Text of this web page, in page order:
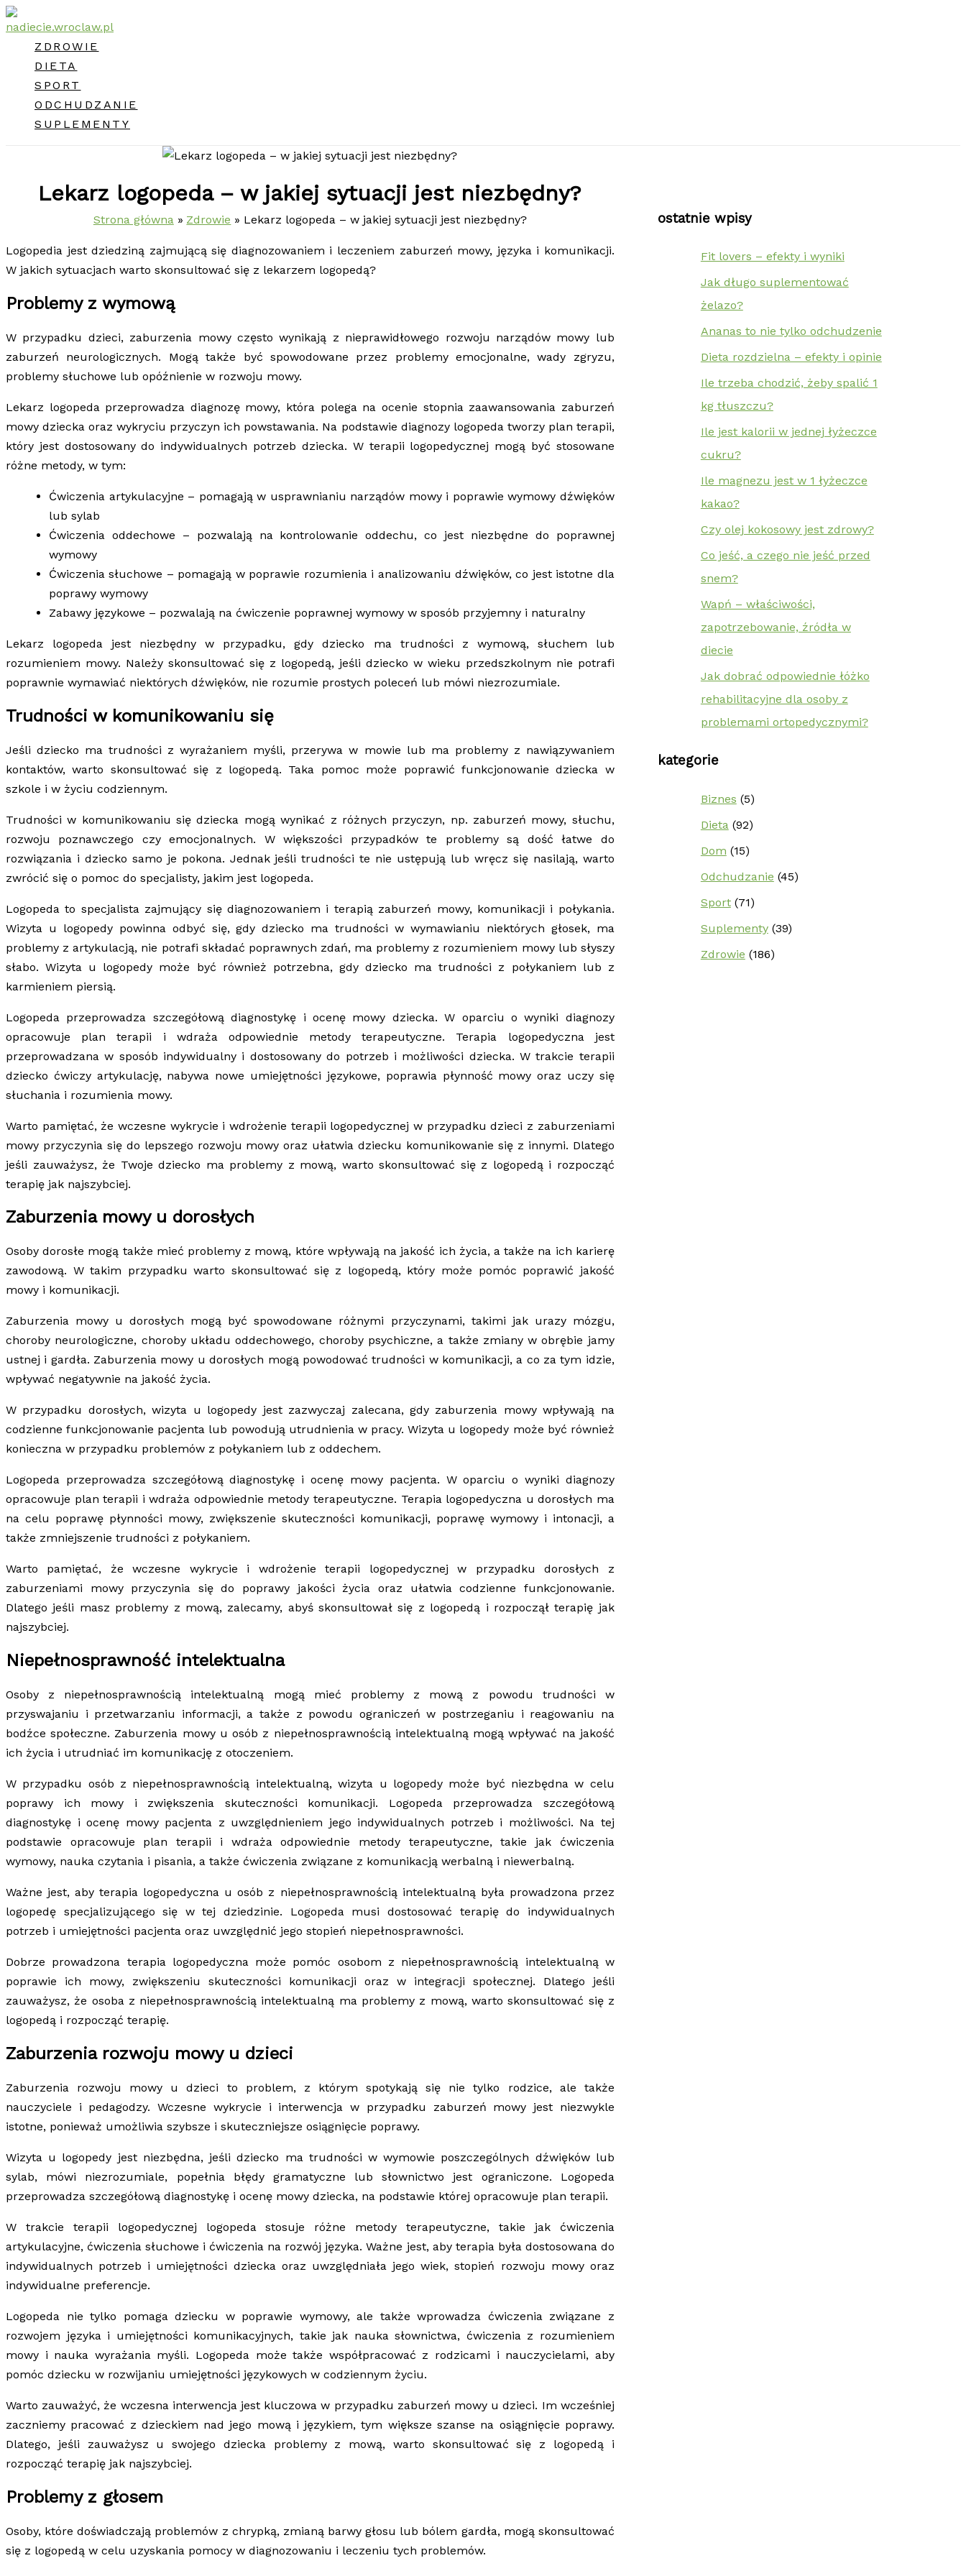
Przejdź
do
treści
ZDROWIE
DIETA
SPORT
ODCHUDZANIE
SUPLEMENTY
Lekarz logopeda – w jakiej sytuacji jest niezbędny?
Strona główna Zdrowie Lekarz logopeda – w jakiej sytuacji jest niezbędny?
Logopedia jest dziedziną zajmującą się diagnozowaniem i leczeniem zaburzeń mowy, języka i komunikacji.
W jakich sytuacjach warto skonsultować się z lekarzem logopedą?
Problemy z wymową
W przypadku dzieci, zaburzenia mowy często wynikają z nieprawidłowego rozwoju narządów mowy lub
zaburzeń neurologicznych. Mogą także być spowodowane przez problemy emocjonalne, wady zgryzu,
problemy słuchowe lub opóźnienie w rozwoju mowy.
Lekarz logopeda przeprowadza diagnozę mowy, która polega na ocenie stopnia zaawansowania zaburzeń
mowy dziecka oraz wykryciu przyczyn ich powstawania. Na podstawie diagnozy logopeda tworzy plan terapii,
który jest dostosowany do indywidualnych potrzeb dziecka. W terapii logopedycznej mogą być stosowane
różne metody, w tym:
Ćwiczenia artykulacyjne – pomagają w usprawnianiu narządów mowy i poprawie wymowy dźwięków
lub sylab
Ćwiczenia oddechowe – pozwalają na kontrolowanie oddechu, co jest niezbędne do poprawnej
wymowy
Ćwiczenia słuchowe – pomagają w poprawie rozumienia i analizowaniu dźwięków, co jest istotne dla
poprawy wymowy
Zabawy językowe – pozwalają na ćwiczenie poprawnej wymowy w sposób przyjemny i naturalny
Lekarz logopeda jest niezbędny w przypadku, gdy dziecko ma trudności z wymową, słuchem lub
rozumieniem mowy. Należy skonsultować się z logopedą, jeśli dziecko w wieku przedszkolnym nie potrafi
poprawnie wymawiać niektórych dźwięków, nie rozumie prostych poleceń lub mówi niezrozumiale.
Trudności w komunikowaniu się
Jeśli dziecko ma trudności z wyrażaniem myśli, przerywa w mowie lub ma problemy z nawiązywaniem
kontaktów, warto skonsultować się z logopedą. Taka pomoc może poprawić funkcjonowanie dziecka w
szkole i w życiu codziennym.
Trudności w komunikowaniu się dziecka mogą wynikać z różnych przyczyn, np. zaburzeń mowy, słuchu,
rozwoju poznawczego czy emocjonalnych. W większości przypadków te problemy są dość łatwe do
rozwiązania i dziecko samo je pokona. Jednak jeśli trudności te nie ustępują lub wręcz się nasilają, warto
zwrócić się o pomoc do specjalisty, jakim jest logopeda.
Logopeda to specjalista zajmujący się diagnozowaniem i terapią zaburzeń mowy, komunikacji i połykania.
Wizyta u logopedy powinna odbyć się, gdy dziecko ma trudności w wymawianiu niektórych głosek, ma
problemy z artykulacją, nie potrafi składać poprawnych zdań, ma problemy z rozumieniem mowy lub słyszy
słabo. Wizyta u logopedy może być również potrzebna, gdy dziecko ma trudności z połykaniem lub z
karmieniem piersią.
Logopeda przeprowadza szczegółową diagnostykę i ocenę mowy dziecka. W oparciu o wyniki diagnozy
opracowuje plan terapii i wdraża odpowiednie metody terapeutyczne. Terapia logopedyczna jest
przeprowadzana w sposób indywidualny i dostosowany do potrzeb i możliwości dziecka. W trakcie terapii
dziecko ćwiczy artykulację, nabywa nowe umiejętności językowe, poprawia płynność mowy oraz uczy się
słuchania i rozumienia mowy.
Warto pamiętać, że wczesne wykrycie i wdrożenie terapii logopedycznej w przypadku dzieci z zaburzeniami
mowy przyczynia się do lepszego rozwoju mowy oraz ułatwia dziecku komunikowanie się z innymi. Dlatego
jeśli zauważysz, że Twoje dziecko ma problemy z mową, warto skonsultować się z logopedą i rozpocząć
terapię jak najszybciej.
Zaburzenia mowy u dorosłych
Osoby dorosłe mogą także mieć problemy z mową, które wpływają na jakość ich życia, a także na ich karierę
zawodową. W takim przypadku warto skonsultować się z logopedą, który może pomóc poprawić jakość
mowy i komunikacji.
Zaburzenia mowy u dorosłych mogą być spowodowane różnymi przyczynami, takimi jak urazy mózgu,
choroby neurologiczne, choroby układu oddechowego, choroby psychiczne, a także zmiany w obrębie jamy
ustnej i gardła. Zaburzenia mowy u dorosłych mogą powodować trudności w komunikacji, a co za tym idzie,
wpływać negatywnie na jakość życia.
W przypadku dorosłych, wizyta u logopedy jest zazwyczaj zalecana, gdy zaburzenia mowy wpływają na
codzienne funkcjonowanie pacjenta lub powodują utrudnienia w pracy. Wizyta u logopedy może być również
konieczna w przypadku problemów z połykaniem lub z oddechem.
Logopeda przeprowadza szczegółową diagnostykę i ocenę mowy pacjenta. W oparciu o wyniki diagnozy
opracowuje plan terapii i wdraża odpowiednie metody terapeutyczne. Terapia logopedyczna u dorosłych ma
na celu poprawę płynności mowy, zwiększenie skuteczności komunikacji, poprawę wymowy i intonacji, a
także zmniejszenie trudności z połykaniem.
Warto pamiętać, że wczesne wykrycie i wdrożenie terapii logopedycznej w przypadku dorosłych z
zaburzeniami mowy przyczynia się do poprawy jakości życia oraz ułatwia codzienne funkcjonowanie.
Dlatego jeśli masz problemy z mową, zalecamy, abyś skonsultował się z logopedą i rozpoczął terapię jak
najszybciej.
Niepełnosprawność intelektualna
Osoby z niepełnosprawnością intelektualną mogą mieć problemy z mową z powodu trudności w
przyswajaniu i przetwarzaniu informacji, a także z powodu ograniczeń w postrzeganiu i reagowaniu na
bodźce społeczne. Zaburzenia mowy u osób z niepełnosprawnością intelektualną mogą wpływać na jakość
ich życia i utrudniać im komunikację z otoczeniem.
W przypadku osób z niepełnosprawnością intelektualną, wizyta u logopedy może być niezbędna w celu
poprawy ich mowy i zwiększenia skuteczności komunikacji. Logopeda przeprowadza szczegółową
diagnostykę i ocenę mowy pacjenta z uwzględnieniem jego indywidualnych potrzeb i możliwości. Na tej
podstawie opracowuje plan terapii i wdraża odpowiednie metody terapeutyczne, takie jak ćwiczenia
wymowy, nauka czytania i pisania, a także ćwiczenia związane z komunikacją werbalną i niewerbalną.
Ważne jest, aby terapia logopedyczna u osób z niepełnosprawnością intelektualną była prowadzona przez
logopedę specjalizującego się w tej dziedzinie. Logopeda musi dostosować terapię do indywidualnych
potrzeb i umiejętności pacjenta oraz uwzględnić jego stopień niepełnosprawności.
Dobrze prowadzona terapia logopedyczna może pomóc osobom z niepełnosprawnością intelektualną w
poprawie ich mowy, zwiększeniu skuteczności komunikacji oraz w integracji społecznej. Dlatego jeśli
zauważysz, że osoba z niepełnosprawnością intelektualną ma problemy z mową, warto skonsultować się z
logopedą i rozpocząć terapię.
Zaburzenia rozwoju mowy u dzieci
Zaburzenia rozwoju mowy u dzieci to problem, z którym spotykają się nie tylko rodzice, ale także
nauczyciele i pedagodzy. Wczesne wykrycie i interwencja w przypadku zaburzeń mowy jest niezwykle
istotne, ponieważ umożliwia szybsze i skuteczniejsze osiągnięcie poprawy.
Wizyta u logopedy jest niezbędna, jeśli dziecko ma trudności w wymowie poszczególnych dźwięków lub
sylab, mówi niezrozumiale, popełnia błędy gramatyczne lub słownictwo jest ograniczone. Logopeda
przeprowadza szczegółową diagnostykę i ocenę mowy dziecka, na podstawie której opracowuje plan terapii.
W trakcie terapii logopedycznej logopeda stosuje różne metody terapeutyczne, takie jak ćwiczenia
artykulacyjne, ćwiczenia słuchowe i ćwiczenia na rozwój języka. Ważne jest, aby terapia była dostosowana do
indywidualnych potrzeb i umiejętności dziecka oraz uwzględniała jego wiek, stopień rozwoju mowy oraz
indywidualne preferencje.
Logopeda nie tylko pomaga dziecku w poprawie wymowy, ale także wprowadza ćwiczenia związane z
rozwojem języka i umiejętności komunikacyjnych, takie jak nauka słownictwa, ćwiczenia z rozumieniem
mowy i nauka wyrażania myśli. Logopeda może także współpracować z rodzicami i nauczycielami, aby
pomóc dziecku w rozwijaniu umiejętności językowych w codziennym życiu.
Warto zauważyć, że wczesna interwencja jest kluczowa w przypadku zaburzeń mowy u dzieci. Im wcześniej
zaczniemy pracować z dzieckiem nad jego mową i językiem, tym większe szanse na osiągnięcie poprawy.
Dlatego, jeśli zauważysz u swojego dziecka problemy z mową, warto skonsultować się z logopedą i
rozpocząć terapię jak najszybciej.
Problemy z głosem
Osoby, które doświadczają problemów z chrypką, zmianą barwy głosu lub bólem gardła, mogą skonsultować
się z logopedą w celu uzyskania pomocy w diagnozowaniu i leczeniu tych problemów.
ostatnie wpisy
Fit lovers – efekty i wyniki
Jak długo suplementować
żelazo?
Ananas to nie tylko odchudzenie
Dieta rozdzielna – efekty i opinie
Ile trzeba chodzić, żeby spalić 1
kg tłuszczu?
Ile jest kalorii w jednej łyżeczce
cukru?
Ile magnezu jest w 1 łyżeczce
kakao?
Czy olej kokosowy jest zdrowy?
Co jeść, a czego nie jeść przed
snem?
Wapń – właściwości,
zapotrzebowanie, źródła w
diecie
Jak dobrać odpowiednie łóżko
rehabilitacyjne dla osoby z
problemami ortopedycznymi?
kategorie
Biznes (5)
Dieta(92)
Dom (15)
Odchudzanie (45)
Sport(71)
Suplementy(39)
Zdrowie (186)